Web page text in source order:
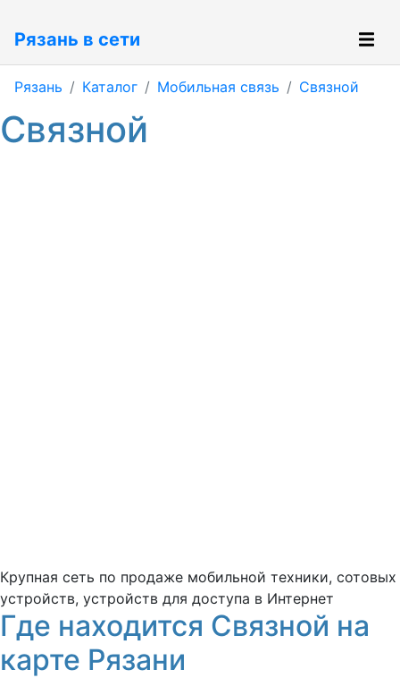
Рязань в сети
Рязань Каталог Мобильная связь Связной
Связной
Крупная сеть по продаже мобильной техники, сотовых
устройств, устройств для доступа в Интернет
Где находится Связной на
карте Рязани